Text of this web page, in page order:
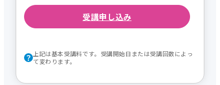
受講申し込み
上記は基本受講料です。受講開始日または受講回数によっ
て変わります。